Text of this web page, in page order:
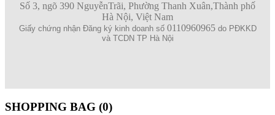
Số 3, ngõ 390 NguyễnTrãi, Phường Thanh Xuân,Thành phố
Hà Nội, Việt Nam
Giấy chứng nhận Đăng ký kinh doanh số 0110960965do PĐKKD
và TCDN TP Hà Nội
SHOPPING BAG (0)